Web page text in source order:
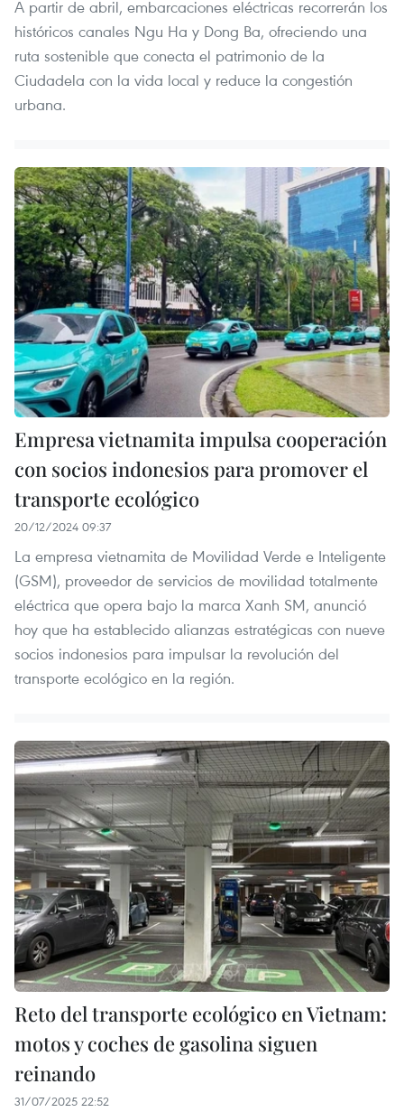
A partir de abril, embarcaciones eléctricas recorrerán los
históricos canales Ngu Ha y Dong Ba, ofreciendo una
ruta sostenible que conecta el patrimonio de la
Ciudadela con la vida local y reduce la congestión
urbana.
Empresa vietnamita impulsa cooperación
con socios indonesios para promover el
transporte ecológico
20/12/2024 09:37
La empresa vietnamita de Movilidad Verde e Inteligente
(GSM), proveedor de servicios de movilidad totalmente
eléctrica que opera bajo la marca Xanh SM, anunció
hoy que ha establecido alianzas estratégicas con nueve
socios indonesios para impulsar la revolución del
transporte ecológico en la región.
Reto del transporte ecológico en Vietnam:
motos y coches de gasolina siguen
reinando
31/07/2025 22:52